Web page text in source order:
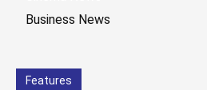
Business News
Features